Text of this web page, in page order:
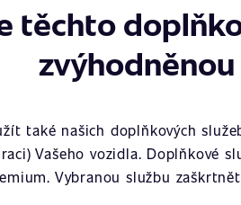
těchto
zvýhodněnou
také našich doplňkových
Vašeho vozidla. Doplňkové
Vybranou službu